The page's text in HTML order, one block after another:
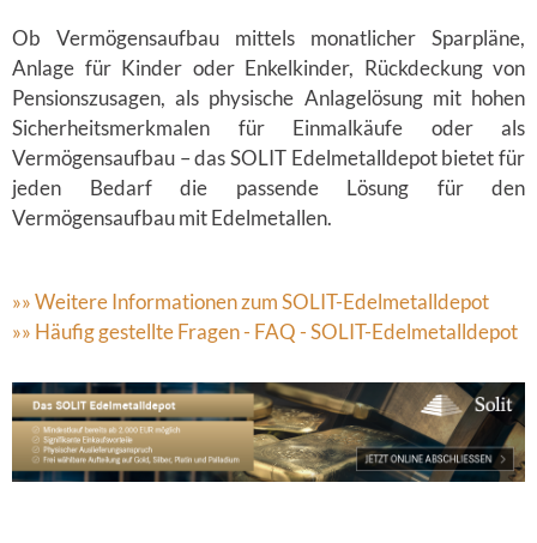
Ob Vermögensaufbau mittels monatlicher Sparpläne,
Anlage für Kinder oder Enkelkinder, Rückdeckung von
Pensionszusagen, als physische Anlagelösung mit hohen
Sicherheitsmerkmalen für Einmalkäufe oder als
Vermögensaufbau – das SOLIT Edelmetalldepot bietet für
jeden Bedarf die passende Lösung für den
Vermögensaufbau mit Edelmetallen.
»» Weitere Informationen zum SOLIT-Edelmetalldepot
»» Häufig gestellte Fragen - FAQ - SOLIT-Edelmetalldepot